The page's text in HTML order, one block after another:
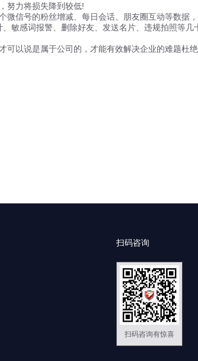
努力将损失降到较低!
信号的粉丝增减、每日会话、朋友圈互动等数据
敏感词报警、删除好友、发送名片、违规拍照等
以说是属于公司的，才能有效解决企业的难题杜绝
扫码咨询
扫码咨询有惊喜